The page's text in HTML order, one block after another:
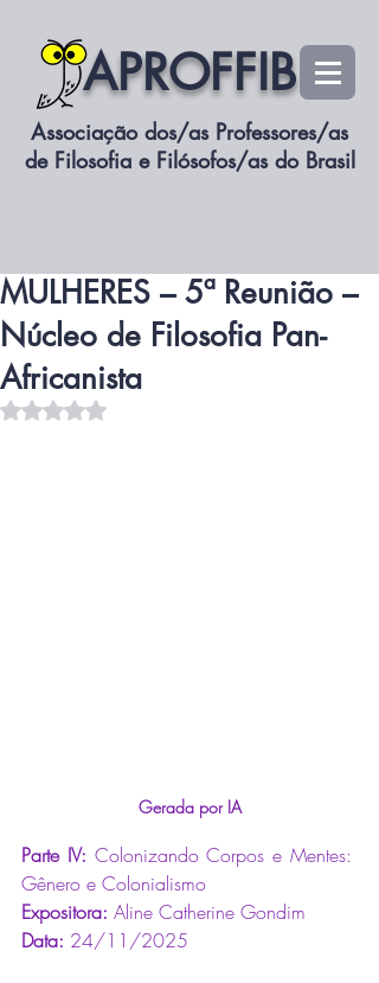
APROFFIB
Associação dos/as Professores/as
de Filosofia e Filósofos/as do Brasil
MULHERES – 5ª Reunião –
Núcleo de Filosofia Pan-
Africanista
Avaliado com NaN de 5 estrelas.
Gerada por IA
Parte IV: Colonizando Corpos e Mentes:
Gênero e Colonialismo
Expositora: Aline Catherine Gondim
Data: 24/11/2025